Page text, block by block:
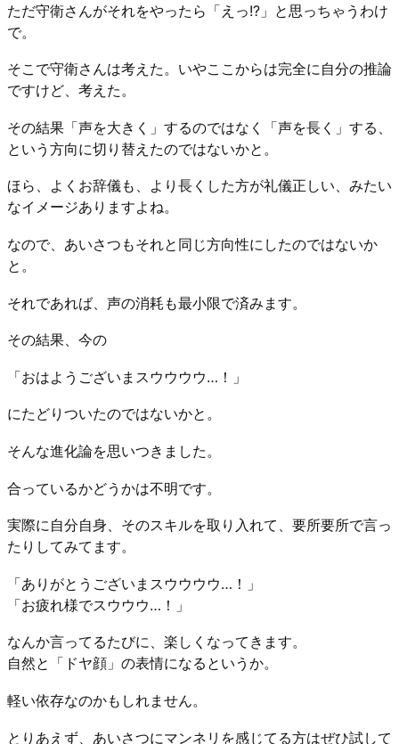
ただ守衛さんがそれをやったら「えっ!?」と思っちゃうわけ
で。
そこで守衛さんは考えた。いやここからは完全に自分の推論
ですけど、考えた。
その結果「声を大きく」するのではなく「声を長く」する、
という方向に切り替えたのではないかと。
ほら、よくお辞儀も、より長くした方が礼儀正しい、みたい
なイメージありますよね。
なので、あいさつもそれと同じ方向性にしたのではないか
と。
それであれば、声の消耗も最小限で済みます。
その結果、今の
「おはようございまスウウウウ…！」
にたどりついたのではないかと。
そんな進化論を思いつきました。
合っているかどうかは不明です。
実際に自分自身、そのスキルを取り入れて、要所要所で言っ
たりしてみてます。
「ありがとうございまスウウウウ…！」
「お疲れ様でスウウウ…！」
なんか言ってるたびに、楽しくなってきます。
自然と「ドヤ顔」の表情になるというか。
軽い依存なのかもしれません。
とりあえず、あいさつにマンネリを感じてる方はぜひ試して